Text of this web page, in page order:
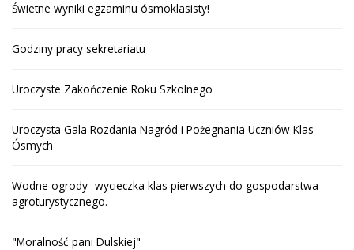
Świetne wyniki egzaminu ósmoklasisty!
Godziny pracy sekretariatu
Uroczyste Zakończenie Roku Szkolnego
Uroczysta Gala Rozdania Nagród i Pożegnania Uczniów Klas
Ósmych
Wodne ogrody- wycieczka klas pierwszych do gospodarstwa
agroturystycznego.
"Moralność pani Dulskiej"